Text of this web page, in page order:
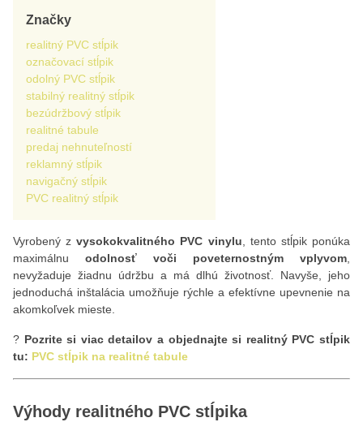
Značky
realitný PVC stĺpik
označovací stĺpik
odolný PVC stĺpik
stabilný realitný stĺpik
bezúdržbový stĺpik
realitné tabule
predaj nehnuteľností
reklamný stĺpik
navigačný stĺpik
PVC realitný stĺpik
Vyrobený zvysokokvalitného PVC vinylu , tento stĺpik ponúka
maximálnu odolnosť voči poveternostným vplyvom
nevyžaduje žiadnu údržbu a má dlhú životnosť. Navyše, jeho
jednoduchá inštalácia umožňuje rýchle a efektívne upevnenie na
akomkoľvek mieste.
? Pozrite si viac detailov a objednajte si realitný PVC stĺpik
tu: PVC stĺpik na realitné tabule
Výhody realitného PVC stĺpika